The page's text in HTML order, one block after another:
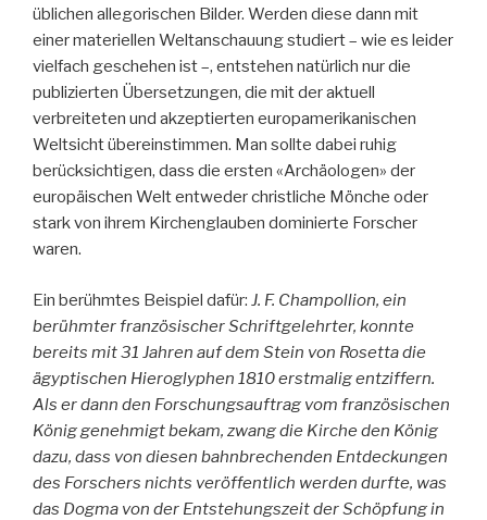
üblichen allegorischen Bilder. Werden diese dann mit
einer materiellen Weltanschauung studiert – wie es leider
vielfach geschehen ist –, entstehen natürlich nur die
publizierten Übersetzungen, die mit der aktuell
verbreiteten und akzeptierten europamerikanischen
Weltsicht übereinstimmen. Man sollte dabei ruhig
berücksichtigen, dass die ersten «Archäologen» der
europäischen Welt entweder christliche Mönche oder
stark von ihrem Kirchenglauben dominierte Forscher
waren.
Ein berühmtes Beispiel dafür: J. F. Champollion, ein
berühmter französischer Schriftgelehrter, konnte
bereits mit 31 Jahren auf dem Stein von Rosetta die
ägyptischen Hieroglyphen 1810 erstmalig entziffern.
Als er dann den Forschungsauftrag vom französischen
König genehmigt bekam, zwang die Kirche den König
dazu, dass von diesen bahnbrechenden Entdeckungen
des Forschers nichts veröffentlich werden durfte, was
das Dogma von der Entstehungszeit der Schöpfung in